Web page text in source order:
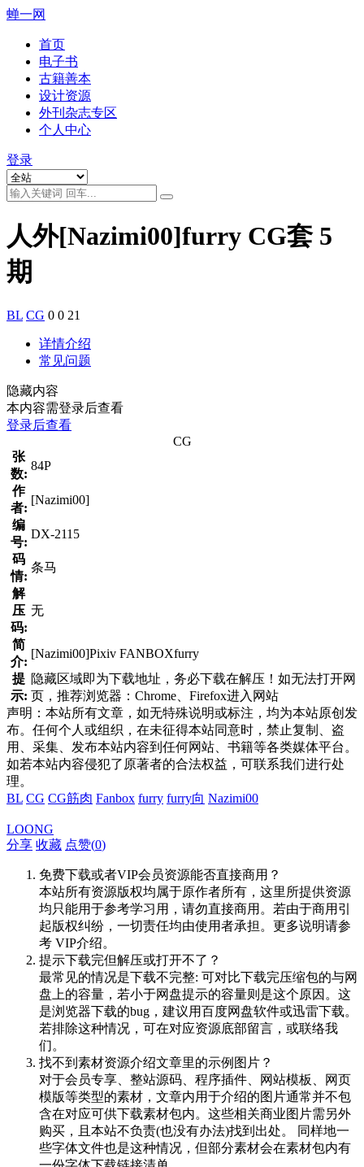
蝉一网
首页
电子书
古籍善本
设计资源
外刊杂志专区
个人中心
登录
人外[Nazimi00]furry CG套 5
期
BL CG 0 0 21
详情介绍
常见问题
隐藏内容
本内容需登录后查看
登录后查看
CG
张
数:
84P
作
者:
[Nazimi00]
编
号:
DX-2115
码
情:
条马
解
压
码:
无
简
介:
[Nazimi00]Pixiv FANBOXfurry
提
示:
隐藏区域即为下载地址，务必下载在解压！如无法打开网
页，推荐浏览器：Chrome、Firefox进入网站
声明：本站所有文章，如无特殊说明或标注，均为本站原创发
布。任何个人或组织，在未征得本站同意时，禁止复制、盗
用、采集、发布本站内容到任何网站、书籍等各类媒体平台。
如若本站内容侵犯了原著者的合法权益，可联系我们进行处
理。
BL CG CG筋肉 Fanbox furry furry向 Nazimi00
LOONG
分享 收藏 点赞(0)
免费下载或者VIP会员资源能否直接商用？
本站所有资源版权均属于原作者所有，这里所提供资源
均只能用于参考学习用，请勿直接商用。若由于商用引
起版权纠纷，一切责任均由使用者承担。更多说明请参
考 VIP介绍。
提示下载完但解压或打开不了？
最常见的情况是下载不完整: 可对比下载完压缩包的与网
盘上的容量，若小于网盘提示的容量则是这个原因。这
是浏览器下载的bug，建议用百度网盘软件或迅雷下载。
若排除这种情况，可在对应资源底部留言，或联络我
们。
找不到素材资源介绍文章里的示例图片？
对于会员专享、整站源码、程序插件、网站模板、网页
模版等类型的素材，文章内用于介绍的图片通常并不包
含在对应可供下载素材包内。这些相关商业图片需另外
购买，且本站不负责(也没有办法)找到出处。 同样地一
些字体文件也是这种情况，但部分素材会在素材包内有